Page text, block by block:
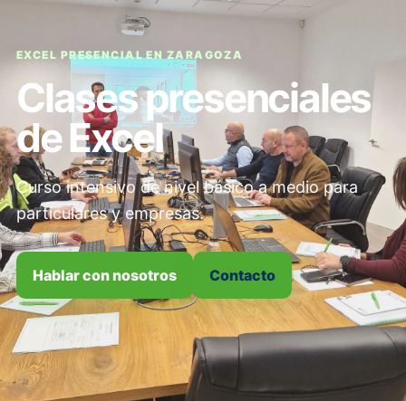
EXCEL PRESENCIAL EN ZARAGOZA
Clases presenciales
de Excel
Curso intensivo de nivel básico a medio para
particulares y empresas.
Hablar con nosotros Contacto